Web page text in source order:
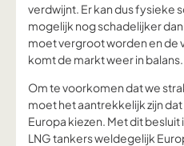
verdwijnt. Er kan dus fysieke
mogelijk nog schadelijker
moet vergroot worden en de
komt de markt weer in balans.
Om te voorkomen dat we
moet het aantrekkelijk zijn
Europa kiezen. Met dit besluit
LNG tankers weldegelijk